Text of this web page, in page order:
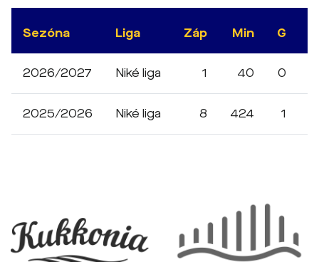
Sezóna Liga Záp Min G
2026/2027 Niké liga 1 40 0
2025/2026 Niké liga 8 424 1